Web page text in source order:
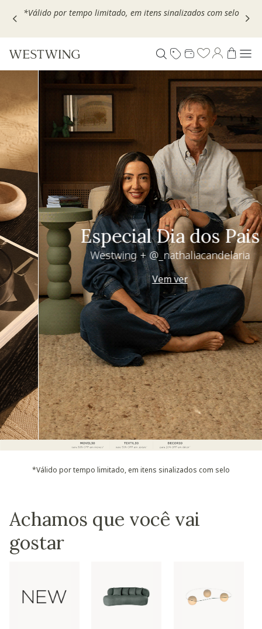
Escolha seu VOUCHER e ganhe até 30% OFF*: useMOVEL30,
Especial Dia dos Pais
Westwing + @_nathaliacandelaria
Vem ver
*Válido por tempo limitado, em itens sinalizados com selo
Achamos que você vai
gostar